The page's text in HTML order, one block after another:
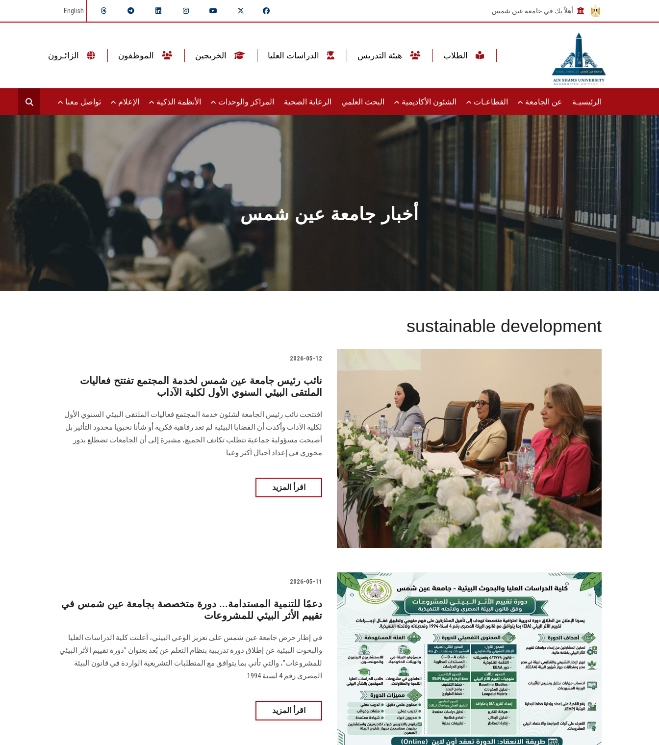
أهلاً بك في جامعة عين شمس English
الرئيسيـة عن الجامعة القطاعـات الشئون الأكاديمية البحث العلمي الرعاية الصحية المراكز والوحدات الأنظمة الذكية الإعلام تواصل معنا
أخبار جامعة عين شمس
sustainable development
2026-05-12
نائب رئيس جامعة عين شمس لخدمة المجتمع تفتتح فعاليات
الملتقى البيئي السنوي الأول لكلية الآداب
افتتحت نائب رئيس الجامعة لشئون خدمة المجتمع فعاليات الملتقى البيئي السنوي الأول
لكلية الآداب وأكدت أن القضايا البيئية لم تعد رفاهية فكرية أو شأنا نخبويا محدود التأثير بل
أصبحت مسؤولية جماعية تتطلب تكاتف الجميع، مشيرة إلى أن الجامعات تضطلع بدور
محوري في إعداد أجيال أكثر وعيا
اقرأ المزيد
2026-05-11
دعمًا للتنمية المستدامة... دورة متخصصة بجامعة عين شمس في
تقييم الأثر البيئي للمشروعات
في إطار حرص جامعة عين شمس على تعزيز الوعي البيئي، أعلنت كلية الدراسات العليا
والبحوث البيئية عن إطلاق دورة تدريبية بنظام التعلم عن بُعد بعنوان "دورة تقييم الأثر البيئي
للمشروعات"، والتي تأتي بما يتوافق مع المتطلبات التشريعية الواردة في قانون البيئة
المصري رقم 4 لسنة 1994.
اقرأ المزيد